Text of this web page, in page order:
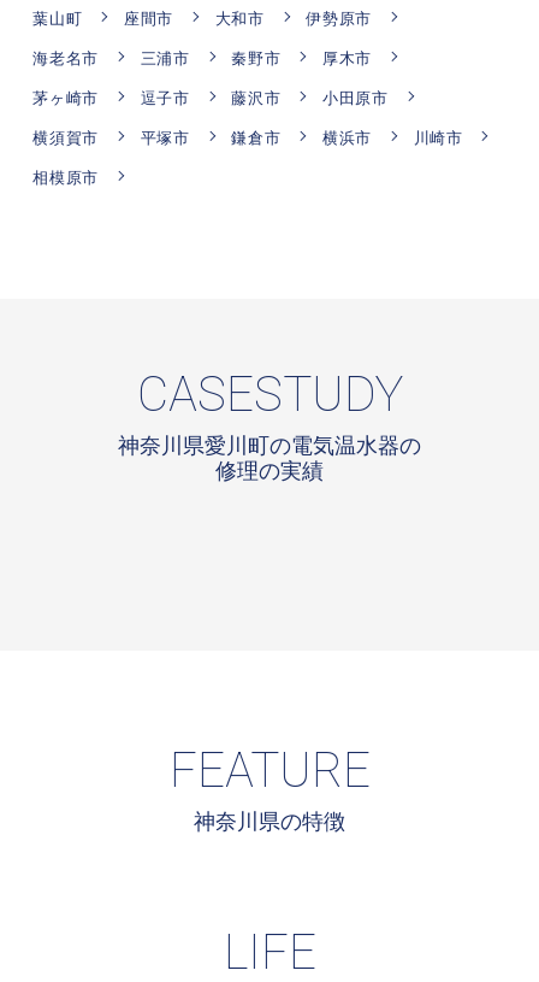
葉山町
座間市 大和市
伊勢原市
海老名市
三浦市 秦野市
厚木市
茅ヶ崎市
逗子市 藤沢市
小田原市
横須賀市
平塚市 鎌倉市 横浜市
川崎市
相模原市
CASESTUDY
神奈川県愛川町の電気温水器の
修理の実績
FEATURE
神奈川県の特徴
LIFE